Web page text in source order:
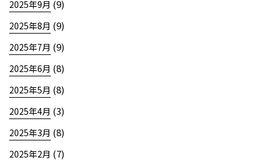
2025年9月 (9)
2025年8月 (9)
2025年7月 (9)
2025年6月 (8)
2025年5月 (8)
2025年4月 (3)
2025年3月 (8)
2025年2月 (7)